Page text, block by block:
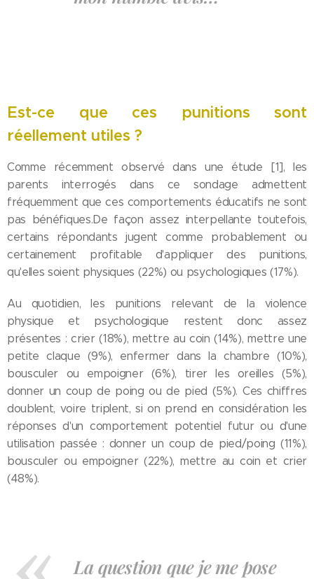
Est-ce que ces punitions sont
réellement utiles ?
Comme récemment observé dans une étude [1], les
parents interrogés dans ce sondage admettent
fréquemment que ces comportements éducatifs ne sont
pas bénéfiques.De façon assez interpellante toutefois,
certains répondants jugent comme probablement ou
certainement profitable d'appliquer des punitions,
qu'elles soient physiques (22%) ou psychologiques (17%).
Au quotidien, les punitions relevant de la violence
physique et psychologique restent donc assez
présentes : crier (18%), mettre au coin (14%), mettre une
petite claque (9%), enfermer dans la chambre (10%),
bousculer ou empoigner (6%), tirer les oreilles (5%),
donner un coup de poing ou de pied (5%). Ces chiffres
doublent, voire triplent, si on prend en considération les
réponses d'un comportement potentiel futur ou d'une
utilisation passée : donner un coup de pied/poing (11%),
bousculer ou empoigner (22%), mettre au coin et crier
(48%).
La question que je me pose